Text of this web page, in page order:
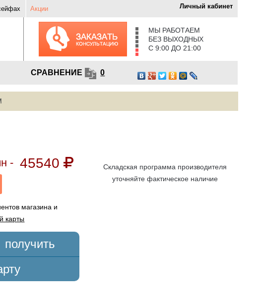
Акции Личный кабинет
МЫ РАБОТАЕМ
БЕЗ ВЫХОДНЫХ
С 9:00 ДО 21:00
СРАВНЕНИЕ 0
45540
магазина и
карты
получить
Складская программа производителя
уточняйте фактическое наличие